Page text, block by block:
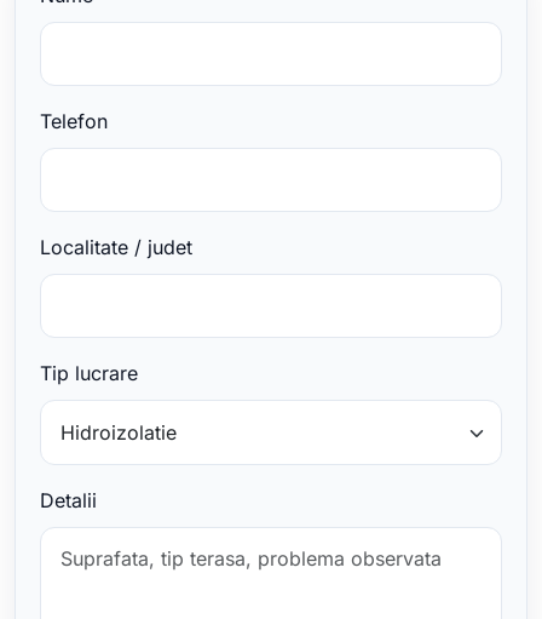
Telefon
Localitate / judet
Tip lucrare
Detalii